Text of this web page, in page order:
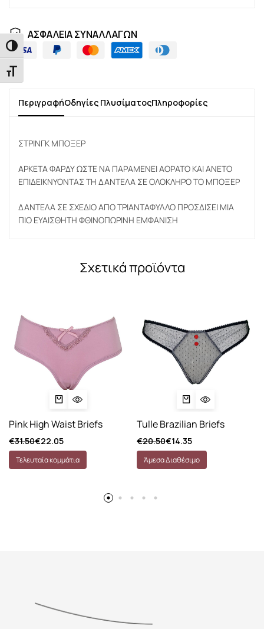
Εναλλαγή Υψηλής Αντίθεσης
Εναλλαγή Μεγέθους Γραμμάτων
ΑΣΦΑΛΕΙΑ ΣΥΝΑΛΛΑΓΩΝ
ΠεριγραφήΟδηγίες ΠλυσίματοςΠληροφορίες
ΣΤΡΙΝΓΚ ΜΠΟΞΕΡ
ΑΡΚΕΤΑ ΦΑΡΔΥ ΩΣΤΕ ΝΑ ΠΑΡΑΜΕΝΕΙ ΑΟΡΑΤΟ ΚΑΙ ΑΝΕΤΟ
ΕΠΙΔΕΙΚΝΥΟΝΤΑΣ ΤΗ ΔΑΝΤΕΛΑ ΣΕ ΟΛΟΚΛΗΡΟ ΤΟ ΜΠΟΞΕΡ
ΔΑΝΤΕΛΑ ΣΕ ΣΧΕΔΙΟ ΑΠΟ ΤΡΙΑΝΤΑΦΥΛΛΟ ΠΡΟΣΔΙΣΕΙ ΜΙΑ
ΠΙΟ ΕΥΑΙΣΘΗΤΗ ΦΘΙΝΟΠΩΡΙΝΗ ΕΜΦΑΝΙΣΗ
Σχετικά προϊόντα
Pink High Waist Briefs
€31.50€22.05
Τελευταία κομμάτια
Tulle Brazilian Briefs
€20.50€14.35
Άμεσα Διαθέσιμο